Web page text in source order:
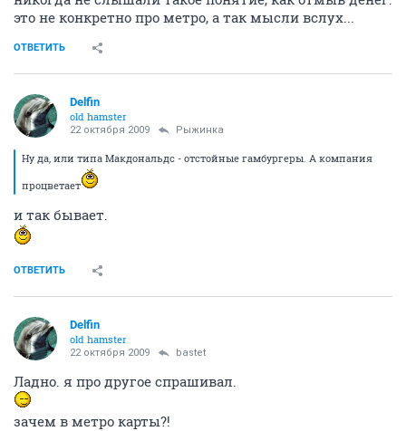
это не конкретно про метро, а так мысли вслух...
ОТВЕТИТЬ
Delfin
old hamster
22 октября 2009 Рыжинка
Ну да, или типа Макдональдс - отстойные гамбургеры. А компания
процветает
и так бывает.
ОТВЕТИТЬ
Delfin
old hamster
22 октября 2009 bastet
Ладно. я про другое спрашивал.
зачем в метро карты?!